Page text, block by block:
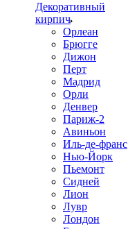
Декоративный
кирпич
Орлеан
Брюгге
Дижон
Перт
Мадрид
Орли
Денвер
Париж-2
Авиньон
Иль-де-франс
Нью-Йорк
Пьемонт
Сидней
Лион
Лувр
Лондон